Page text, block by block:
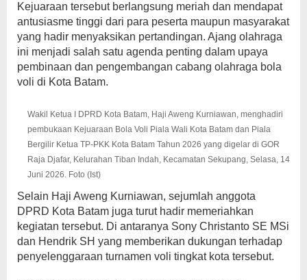
Kejuaraan tersebut berlangsung meriah dan mendapat
antusiasme tinggi dari para peserta maupun masyarakat
yang hadir menyaksikan pertandingan. Ajang olahraga
ini menjadi salah satu agenda penting dalam upaya
pembinaan dan pengembangan cabang olahraga bola
voli di Kota Batam.
Wakil Ketua I DPRD Kota Batam, Haji Aweng Kurniawan, menghadiri
pembukaan Kejuaraan Bola Voli Piala Wali Kota Batam dan Piala
Bergilir Ketua TP-PKK Kota Batam Tahun 2026 yang digelar di GOR
Raja Djafar, Kelurahan Tiban Indah, Kecamatan Sekupang, Selasa, 14
Juni 2026. Foto (Ist)
Selain Haji Aweng Kurniawan, sejumlah anggota
DPRD Kota Batam juga turut hadir memeriahkan
kegiatan tersebut. Di antaranya Sony Christanto SE MSi
dan Hendrik SH yang memberikan dukungan terhadap
penyelenggaraan turnamen voli tingkat kota tersebut.